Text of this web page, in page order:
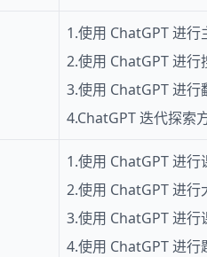
1.使用 ChatGPT 进行
2.使用 ChatGPT 进行
3.使用 ChatGPT 进行
4.ChatGPT 迭代探索
1.使用 ChatGPT 进行
2.使用 ChatGPT 进行
3.使用 ChatGPT 进行
4.使用 ChatGPT 进行